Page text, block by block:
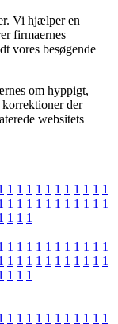
Vi hjælper en
firmaernes
vores besøgende
om hyppigt,
der
websitets
1 1 1 1 1 1 1 1 1 1 1
1 1 1 1 1 1 1 1 1 1 1
1 1 1
1 1 1 1 1 1 1 1 1 1 1
1 1 1 1 1 1 1 1 1 1 1
1 1 1
1 1 1 1 1 1 1 1 1 1 1